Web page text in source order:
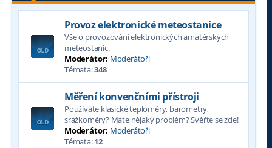
Provoz elektronické meteostanice
Vše o provozování elektronických amatérských
meteostanic.
Moderátor: Moderátoři
Témata:348
Měření konvenčními přístroji
Používáte klasické teploměry, barometry,
srážkoměry? Máte nějaký problém? Svěřte se zde!
Moderátor: Moderátoři
Témata:12